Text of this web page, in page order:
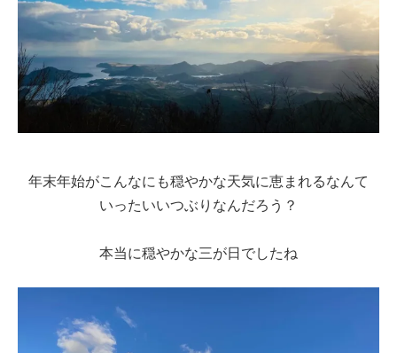
年末年始がこんなにも穏やかな天気に恵まれるなんて
いったいいつぶりなんだろう？
本当に穏やかな三が日でしたね